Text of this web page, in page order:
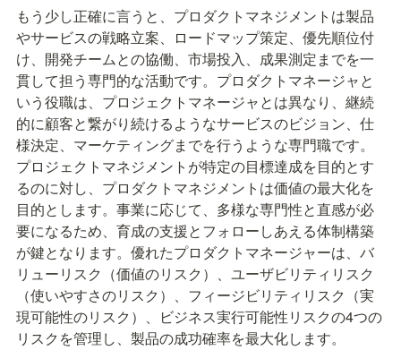
もう少し正確に言うと、プロダクトマネジメントは製品
やサービスの戦略立案、ロードマップ策定、優先順位付
け、開発チームとの協働、市場投入、成果測定までを一
貫して担う専門的な活動です。プロダクトマネージャと
いう役職は、プロジェクトマネージャとは異なり、継続
的に顧客と繋がり続けるようなサービスのビジョン、仕
様決定、マーケティングまでを行うような専門職です。
プロジェクトマネジメントが特定の目標達成を目的とす
るのに対し、プロダクトマネジメントは価値の最大化を
目的とします。事業に応じて、多様な専門性と直感が必
要になるため、育成の支援とフォローしあえる体制構築
が鍵となります。優れたプロダクトマネージャーは、バ
リューリスク（価値のリスク）、ユーザビリティリスク
（使いやすさのリスク）、フィージビリティリスク（実
現可能性のリスク）、ビジネス実行可能性リスクの4つの
リスクを管理し、製品の成功確率を最大化します。